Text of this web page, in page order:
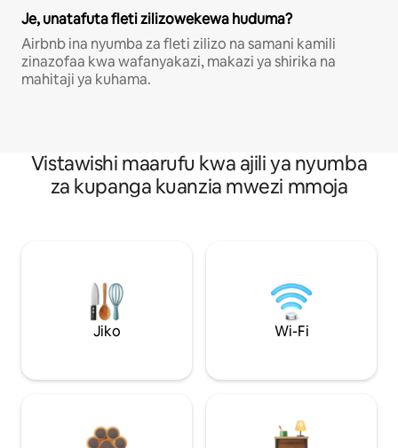
Je, unatafuta fleti zilizowekewa huduma?
Airbnb ina nyumba za fleti zilizo na samani kamili
zinazofaa kwa wafanyakazi, makazi ya shirika na
mahitaji ya kuhama.
Vistawishi maarufu kwa ajili ya nyumba
za kupanga kuanzia mwezi mmoja
Jiko Wi-Fi